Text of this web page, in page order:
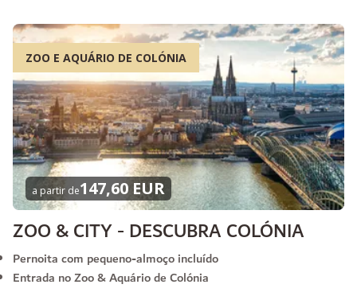
ZOO E AQUÁRIO DE COLÓNIA
a partir de147,60 EUR
ZOO & CITY - DESCUBRA COLÓNIA
Pernoita com pequeno-almoço incluído
Entrada no Zoo & Aquário de Colónia